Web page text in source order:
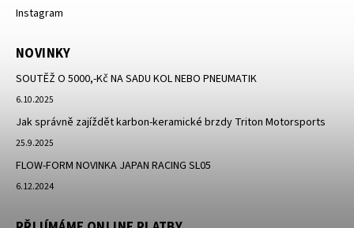
Instagram
NOVINKY
SOUTĚŽ O 5000,-Kč NA SADU KOL NEBO PNEUMATIK
6.10.2025
Jak správně zajíždět karbon-keramické brzdy Triton Motorsports
25.9.2025
FLOW-FORM NOVINKA JAPAN RACING SL05
6.12.2024